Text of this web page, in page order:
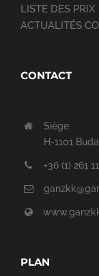
LISTE DES PRIX
ACTUALITÉS
CONTACT
Siège
H-1101
+36 (1) 261
PLAN